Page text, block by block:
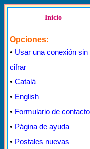
Inicio
Opciones:
• Usar una conexión sin
cifrar
• Català
• English
• Formulario de contacto
• Página de ayuda
• Postales nuevas